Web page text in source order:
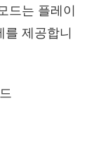
드는 플레이
를 제공합니